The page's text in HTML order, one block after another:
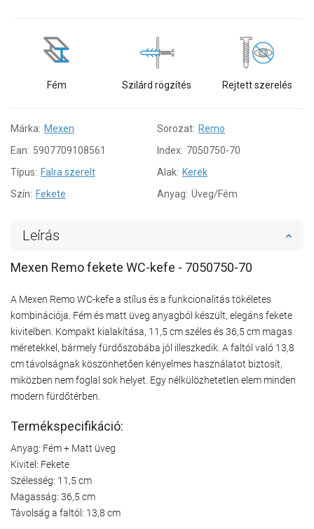
Fém Szilárd rögzítés Rejtett szerelés
Márka: Mexen Sorozat: Remo
Ean: 5907709108561 Index: 7050750-70
Típus: Falra szerelt Alak: Kerek
Szín: Fekete Anyag: Üveg/Fém
Leírás
Mexen Remo fekete WC-kefe - 7050750-70
A Mexen Remo WC-kefe a stílus és a funkcionalitás tökéletes
kombinációja. Fém és matt üveg anyagból készült, elegáns fekete
kivitelben. Kompakt kialakítása, 11,5 cm széles és 36,5 cm magas
méretekkel, bármely fürdőszobába jól illeszkedik. A faltól való 13,8
cm távolságnak köszönhetően kényelmes használatot biztosít,
miközben nem foglal sok helyet. Egy nélkülözhetetlen elem minden
modern fürdőtérben.
Termékspecifikáció:
Anyag: Fém + Matt üveg
Kivitel: Fekete
Szélesség: 11,5 cm
Magasság: 36,5 cm
Távolság a faltól: 13,8 cm